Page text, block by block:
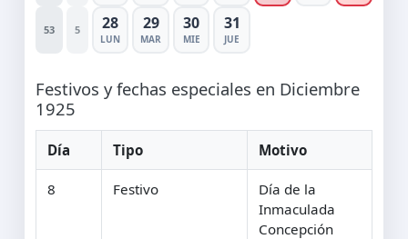
53 5 28
LUN
29
MAR
30
MIE
31
JUE
Festivos y fechas especiales en Diciembre
1925
Día Tipo Motivo
8 Festivo
Día de la
Inmaculada
Concepción